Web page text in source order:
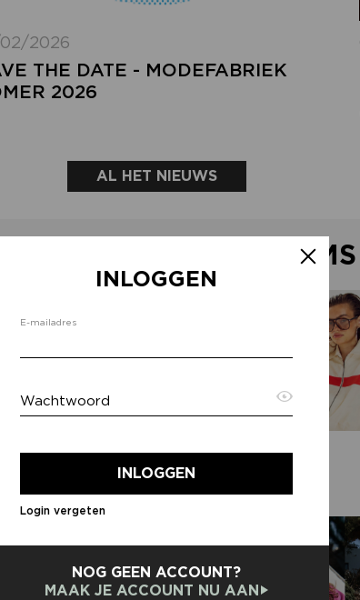
INLOGGEN
E-mailadres
Wachtwoord
INLOGGEN
Login vergeten
E-
NOG GEEN ACCOUNT?
MAAK JE ACCOUNT NU AAN
2026
THE DATE - MODEFABRIEK
2026
AL HET NIEUWS
SHOWROOMS
MERK
Harper & Yve